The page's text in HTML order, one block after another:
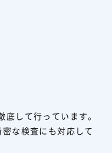
して行っています。
な検査にも対応して